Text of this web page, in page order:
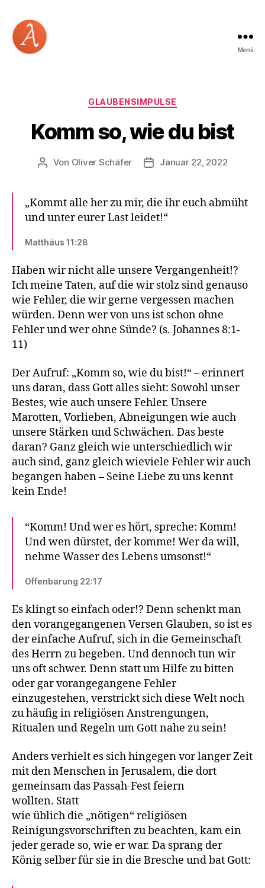
Menü
Kategorien
GLAUBENSIMPULSE
Komm so, wie du bist
Beitragsautor
Von Oliver Schäfer Beitragsdatum
Januar 22, 2022
„Kommt alle her zu mir, die ihr euch abmüht
und unter eurer Last leidet!“
Matthäus 11:28
Haben wir nicht alle unsere Vergangenheit!?
Ich meine Taten, auf die wir stolz sind genauso
wie Fehler, die wir gerne vergessen machen
würden. Denn wer von uns ist schon ohne
Fehler und wer ohne Sünde? (s. Johannes 8:1-
11)
Der Aufruf: „Komm so, wie du bist!“ – erinnert
uns daran, dass Gott alles sieht: Sowohl unser
Bestes, wie auch unsere Fehler. Unsere
Marotten, Vorlieben, Abneigungen wie auch
unsere Stärken und Schwächen. Das beste
daran? Ganz gleich wie unterschiedlich wir
auch sind, ganz gleich wieviele Fehler wir auch
begangen haben – Seine Liebe zu uns kennt
kein Ende!
“Komm! Und wer es hört, spreche: Komm!
Und wen dürstet, der komme! Wer da will,
nehme Wasser des Lebens umsonst!“
Offenbarung 22:17
Es klingt so einfach oder!? Denn schenkt man
den vorangegangenen Versen Glauben, so ist es
der einfache Aufruf, sich in die Gemeinschaft
des Herrn zu begeben. Und dennoch tun wir
uns oft schwer. Denn statt um Hilfe zu bitten
oder gar vorangegangene Fehler
einzugestehen, verstrickt sich diese Welt noch
zu häufig in religiösen Anstrengungen,
Ritualen und Regeln um Gott nahe zu sein!
Anders verhielt es sich hingegen vor langer Zeit
mit den Menschen in Jerusalem, die dort
gemeinsam das Passah-Fest feiern
wollten. Statt
wie üblich die „nötigen“ religiösen
Reinigungsvorschriften zu beachten, kam ein
jeder gerade so, wie er war. Da sprang der
König selber für sie in die Bresche und bat Gott: